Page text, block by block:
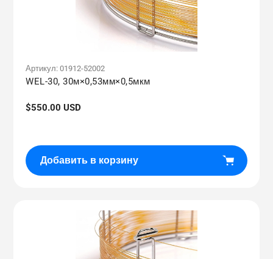
Артикул: 01912-52002
WEL-30, 30м×0,53мм×0,5мкм
Обычная
$550.00 USD
Добавить в корзину